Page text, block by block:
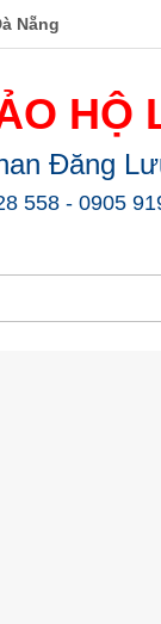
Nẵng
HỘ
Đăng
558 - 0905